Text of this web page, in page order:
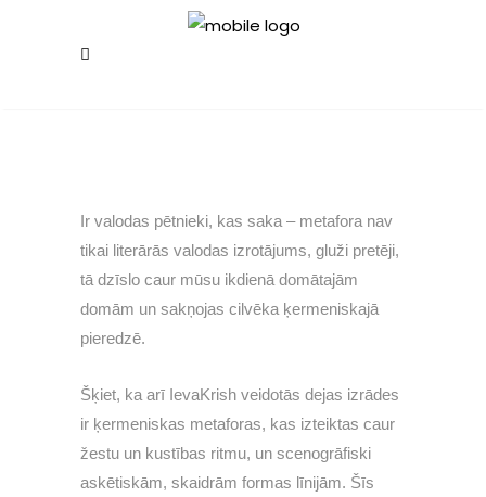
Ir valodas pētnieki, kas saka – metafora nav
tikai literārās valodas izrotājums, gluži pretēji,
tā dzīslo caur mūsu ikdienā domātajām
domām un sakņojas cilvēka ķermeniskajā
pieredzē.
Šķiet, ka arī IevaKrish veidotās dejas izrādes
ir ķermeniskas metaforas, kas izteiktas caur
žestu un kustības ritmu, un scenogrāfiski
askētiskām, skaidrām formas līnijām. Šīs